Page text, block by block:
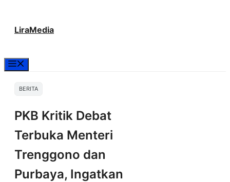
LiraMedia
BERITA
PKB Kritik Debat
Terbuka Menteri
Trenggono dan
Purbaya, Ingatkan